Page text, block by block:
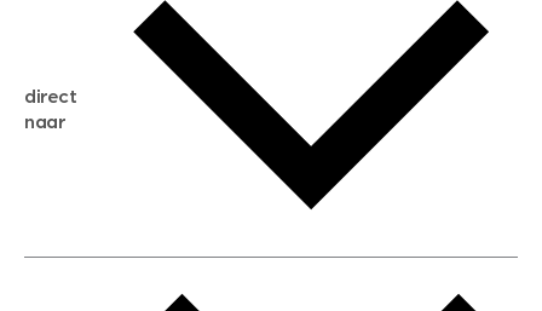
gratis zoekservice
huis verkopen
huis kopen
aankoopadvies
direct
naar